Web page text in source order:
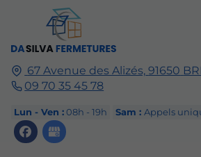
67 Avenue des Alizés, 91650
09 70 35 45 78
Lun - Ven :08h - 19h Sam :Appels